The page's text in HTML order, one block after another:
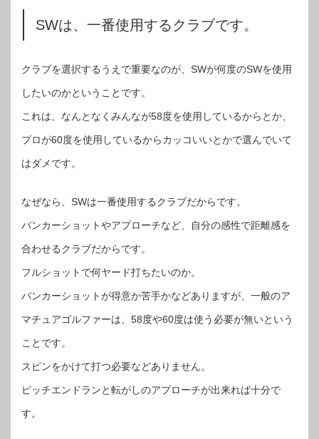
SWは、一番使用するクラブです。
クラブを選択するうえで重要なのが、SWが何度のSWを使用
したいのかということです。
これは、なんとなくみんなが58度を使用しているからとか、
プロが60度を使用しているからカッコいいとかで選んでいて
はダメです。
なぜなら、SWは一番使用するクラブだからです。
バンカーショットやアプローチなど、自分の感性で距離感を
合わせるクラブだからです。
フルショットで何ヤード打ちたいのか。
バンカーショットが得意か苦手かなどありますが、一般のア
マチュアゴルファーは、58度や60度は使う必要が無いという
ことです。
スピンをかけて打つ必要などありません。
ピッチエンドランと転がしのアプローチが出来れば十分で
す。